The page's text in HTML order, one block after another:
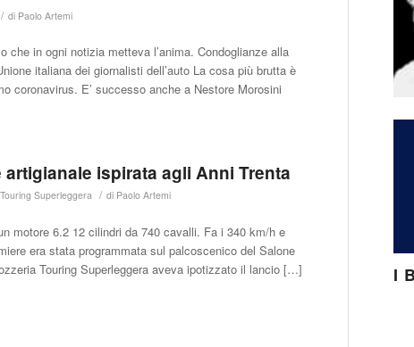
/ di Paolo Artemi
in ogni notizia metteva l’anima. Condoglianze alla
italiana dei giornalisti dell’auto La cosa più brutta è
coronavirus. E’ successo anche a Nestore Morosini
ispirata agli Anni Trenta
Touring Superleggera / di Paolo Artemi
motore 6.2 12 cilindri da 740 cavalli. Fa i 340 km/h e
era stata programmata sul palcoscenico del Salone
Touring Superleggera aveva ipotizzato il lancio […]
I